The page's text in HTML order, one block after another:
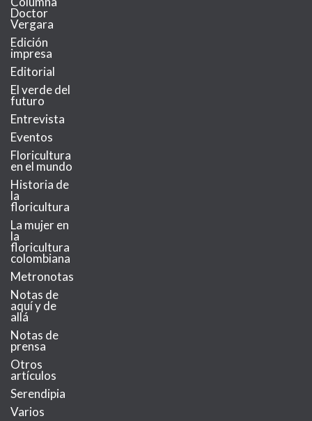
Doctor
Vergara
Edición
impresa
Editorial
El verde del
futuro
Entrevista
Eventos
Floricultura
en el mundo
Historia de
la
floricultura
La mujer en
la
floricultura
colombiana
Metronotas
Notas de
aquí y de
allá
Notas de
prensa
Otros
artículos
Serendipia
Varios